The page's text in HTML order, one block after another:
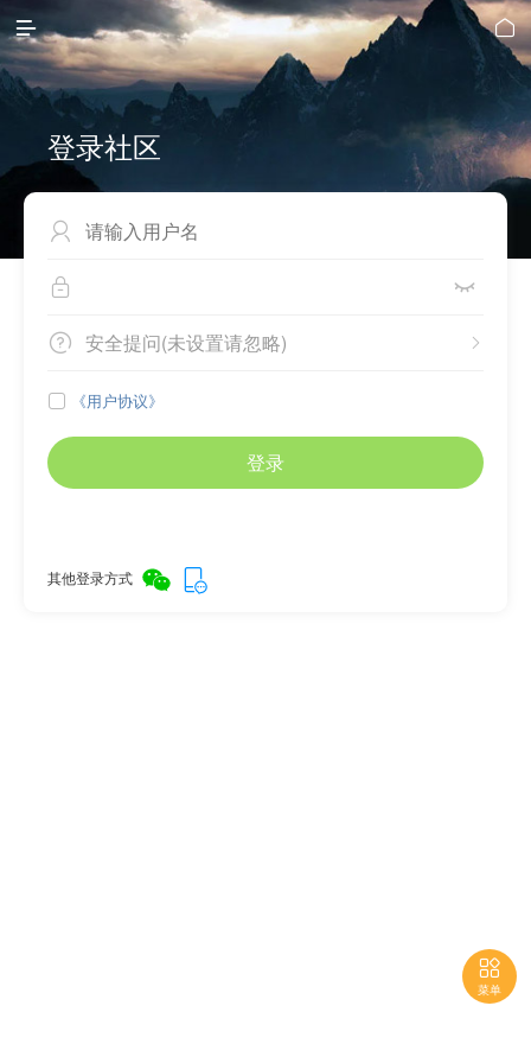
 
登录社区

 
 
安全提问(未设置请忽略)
 《用户协议》
登录
其他登录方式

菜单